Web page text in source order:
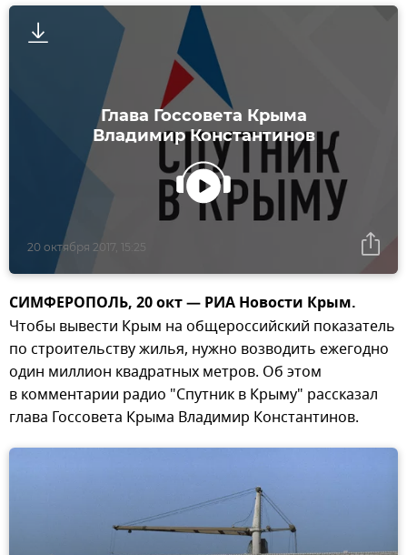
Глава Госсовета Крыма
Владимир Константинов
20 октября 2017, 15:25
СИМФЕРОПОЛЬ, 20 окт — РИА Новости Крым.
Чтобы вывести Крым на общероссийский показатель
по строительству жилья, нужно возводить ежегодно
один миллион квадратных метров. Об этом
в комментарии радио "Спутник в Крыму" рассказал
глава Госсовета Крыма Владимир Константинов.